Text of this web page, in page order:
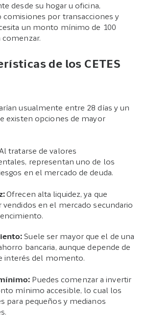
desde su hogar u oficina,
comisiones por transacciones y
un monto mínimo de 100
comenzar.
de los CETES
usualmente entre 28 días y un
existen opciones de mayor
tratarse de valores
representan uno de los
en el mercado de deuda.
Ofrecen alta liquidez, ya que
vendidos en el mercado secundario
Suele ser mayor que el de una
bancaria, aunque depende de
interés del momento.
Puedes comenzar a invertir
mínimo accesible, lo cual los
para pequeños y medianos